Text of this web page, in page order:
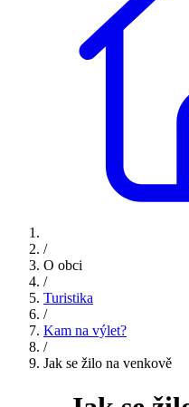
/
O obci
/
Turistika
/
Kam na výlet?
/
Jak se žilo na venkově